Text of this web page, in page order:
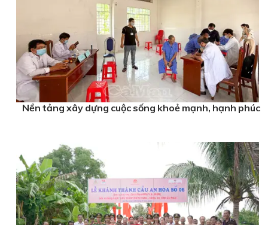
Nền tảng xây dựng cuộc sống khoẻ mạnh, hạnh phúc